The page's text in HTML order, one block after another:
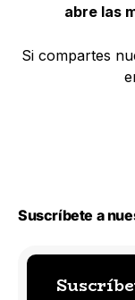
abre las
Si compartes
Suscríbete a